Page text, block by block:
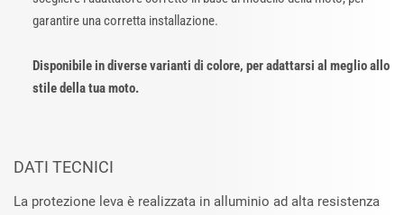
garantire una corretta installazione.
Disponibile in diverse varianti di colore, per adattarsi al meglio allo
stile della tua moto.
DATI TECNICI
La protezione leva è realizzata in alluminio ad alta resistenza